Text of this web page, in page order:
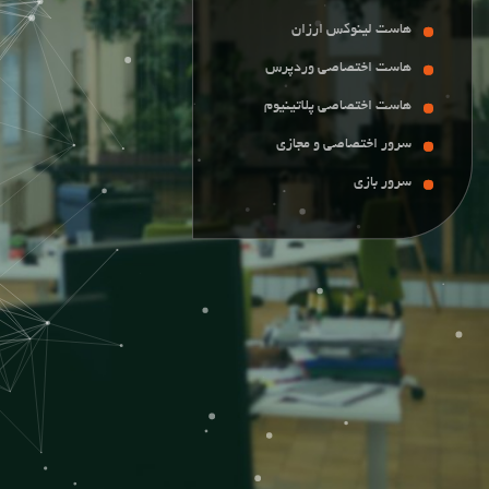
هاست لینوکس ارزان
هاست اختصاصی وردپرس
هاست اختصاصی پلاتینیوم
سرور اختصاصی و مجازی
سرور بازی
هاست لینوکس ارزان
هاست اختصاصی وردپرس
هاست اختصاصی پلاتینیوم
سرور اختصاصی و مجازی
سرور بازی